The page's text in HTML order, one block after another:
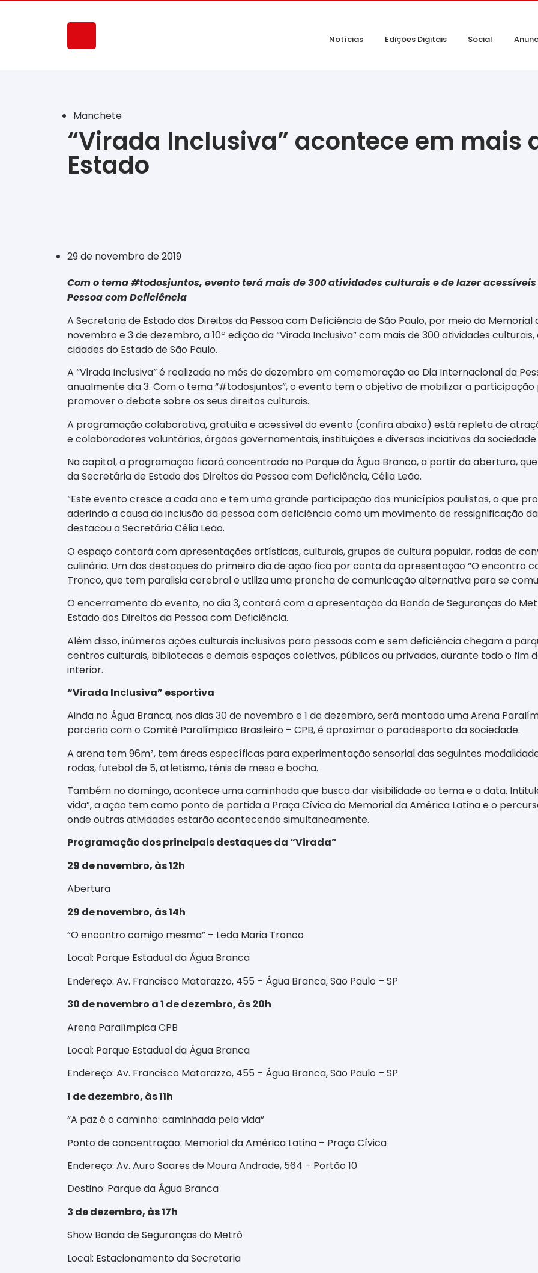
Notícias Edições Digitais Social
Manchete
“Virada Inclusiva” acontece em mais
Estado
29 de novembro de 2019
Com o tema #todosjuntos, evento terá mais de 300 atividades culturais e de lazer
Pessoa com Deficiência
A Secretaria de Estado dos Direitos da Pessoa com Deficiência de São Paulo, por meio do Memorial
novembro e 3 de dezembro, a 10ª edição da “Virada Inclusiva” com mais de 300 atividades
cidades do Estado de São Paulo.
A “Virada Inclusiva” é realizada no mês de dezembro em comemoração ao Dia Internacional da
anualmente dia 3. Com o tema “#todosjuntos”, o evento tem o objetivo de mobilizar a
promover o debate sobre os seus direitos culturais.
A programação colaborativa, gratuita e acessível do evento (confira abaixo) está repleta de
e colaboradores voluntários, órgãos governamentais, instituições e diversas inciativas da sociedade
Na capital, a programação ficará concentrada no Parque da Água Branca, a partir da abertura,
da Secretária de Estado dos Direitos da Pessoa com Deficiência, Célia Leão.
“Este evento cresce a cada ano e tem uma grande participação dos municípios paulistas, o que
aderindo a causa da inclusão da pessoa com deficiência como um movimento de ressignificação
destacou a Secretária Célia Leão.
O espaço contará com apresentações artísticas, culturais, grupos de cultura popular, rodas de
culinária. Um dos destaques do primeiro dia de ação fica por conta da apresentação “O encontro
Tronco, que tem paralisia cerebral e utiliza uma prancha de comunicação alternativa para se
O encerramento do evento, no dia 3, contará com a apresentação da Banda de Seguranças do
Estado dos Direitos da Pessoa com Deficiência.
Além disso, inúmeras ações culturais inclusivas para pessoas com e sem deficiência chegam a
centros culturais, bibliotecas e demais espaços coletivos, públicos ou privados, durante todo o fim
interior.
“Virada Inclusiva” esportiva
Ainda no Água Branca, nos dias 30 de novembro e 1 de dezembro, será montada uma Arena
parceria com o Comitê Paralímpico Brasileiro – CPB, é aproximar o paradesporto da sociedade.
A arena tem 96m², tem áreas específicas para experimentação sensorial das seguintes
rodas, futebol de 5, atletismo, tênis de mesa e bocha.
Também no domingo, acontece uma caminhada que busca dar visibilidade ao tema e a data.
vida”, a ação tem como ponto de partida a Praça Cívica do Memorial da América Latina e o
onde outras atividades estarão acontecendo simultaneamente.
Programação dos principais destaques da “Virada”
29 de novembro, às 12h
Abertura
29 de novembro, às 14h
“O encontro comigo mesma” – Leda Maria Tronco
Local: Parque Estadual da Água Branca
Endereço: Av. Francisco Matarazzo, 455 – Água Branca, São Paulo – SP
30 de novembro a 1 de dezembro, às 20h
Arena Paralímpica CPB
Local: Parque Estadual da Água Branca
Endereço: Av. Francisco Matarazzo, 455 – Água Branca, São Paulo – SP
1 de dezembro, às 11h
“A paz é o caminho: caminhada pela vida”
Ponto de concentração: Memorial da América Latina – Praça Cívica
Endereço: Av. Auro Soares de Moura Andrade, 564 – Portão 10
Destino: Parque da Água Branca
3 de dezembro, às 17h
Show Banda de Seguranças do Metrô
Local: Estacionamento da Secretaria